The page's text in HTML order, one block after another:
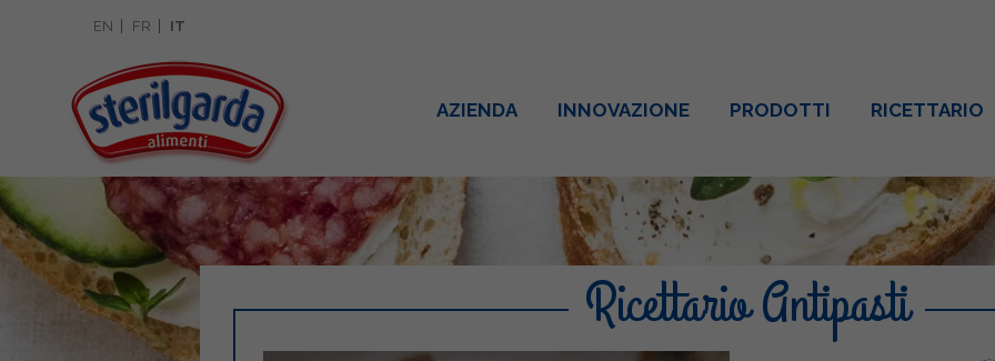
EN FR IT
AZIENDA INNOVAZIONE PRODOTTI RICETTARIO
Ricettario Antipasti